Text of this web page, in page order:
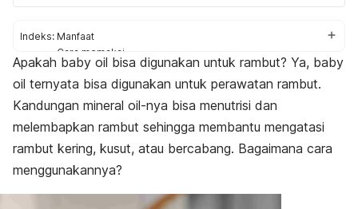
Indeks: Manfaat
Cara memakai
Risiko
Apakah baby oil bisa digunakan untuk rambut? Ya, baby
oil ternyata bisa digunakan untuk perawatan rambut.
Kandungan mineral oil-nya bisa menutrisi dan
melembapkan rambut sehingga membantu mengatasi
rambut kering, kusut, atau bercabang. Bagaimana cara
menggunakannya?